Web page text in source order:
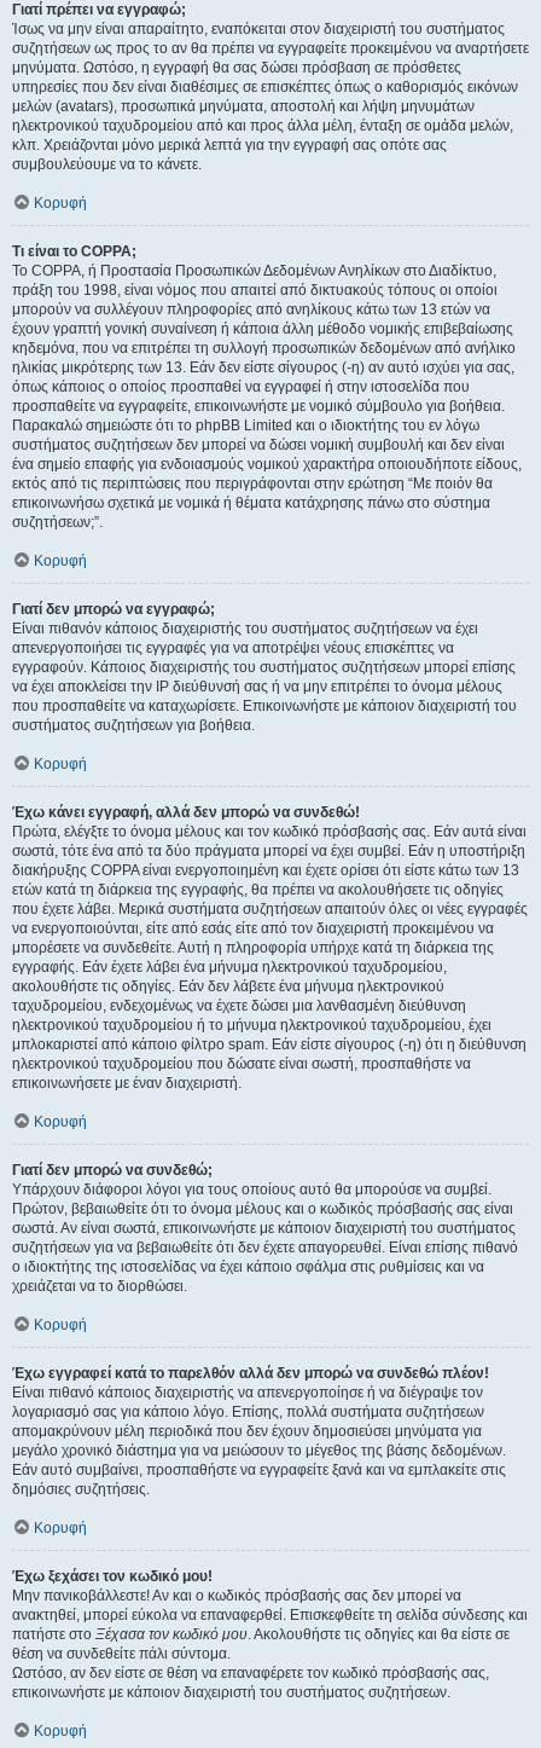
Γιατί πρέπει να εγγραφώ;
Ίσως να μην είναι απαραίτητο, εναπόκειται στον διαχειριστή του συστήματος
συζητήσεων ως προς το αν θα πρέπει να εγγραφείτε προκειμένου να αναρτήσετε
μηνύματα. Ωστόσο, η εγγραφή θα σας δώσει πρόσβαση σε πρόσθετες
υπηρεσίες που δεν είναι διαθέσιμες σε επισκέπτες όπως ο καθορισμός εικόνων
μελών (avatars), προσωπικά μηνύματα, αποστολή και λήψη μηνυμάτων
ηλεκτρονικού ταχυδρομείου από και προς άλλα μέλη, ένταξη σε ομάδα μελών,
κλπ. Χρειάζονται μόνο μερικά λεπτά για την εγγραφή σας οπότε σας
συμβουλεύουμε να το κάνετε.
Κορυφή
Τι είναι το COPPA;
Το COPPA, ή Προστασία Προσωπικών Δεδομένων Ανηλίκων στο Διαδίκτυο,
πράξη του 1998, είναι νόμος που απαιτεί από δικτυακούς τόπους οι οποίοι
μπορούν να συλλέγουν πληροφορίες από ανηλίκους κάτω των 13 ετών να
έχουν γραπτή γονική συναίνεση ή κάποια άλλη μέθοδο νομικής επιβεβαίωσης
κηδεμόνα, που να επιτρέπει τη συλλογή προσωπικών δεδομένων από ανήλικο
ηλικίας μικρότερης των 13. Εάν δεν είστε σίγουρος (-η) αν αυτό ισχύει για σας,
όπως κάποιος ο οποίος προσπαθεί να εγγραφεί ή στην ιστοσελίδα που
προσπαθείτε να εγγραφείτε, επικοινωνήστε με νομικό σύμβουλο για βοήθεια.
Παρακαλώ σημειώστε ότι το phpBB Limited και ο ιδιοκτήτης του εν λόγω
συστήματος συζητήσεων δεν μπορεί να δώσει νομική συμβουλή και δεν είναι
ένα σημείο επαφής για ενδοιασμούς νομικού χαρακτήρα οποιουδήποτε είδους,
εκτός από τις περιπτώσεις που περιγράφονται στην ερώτηση “Με ποιόν θα
επικοινωνήσω σχετικά με νομικά ή θέματα κατάχρησης πάνω στο σύστημα
συζητήσεων;”.
Κορυφή
Γιατί δεν μπορώ να εγγραφώ;
Είναι πιθανόν κάποιος διαχειριστής του συστήματος συζητήσεων να έχει
απενεργοποιήσει τις εγγραφές για να αποτρέψει νέους επισκέπτες να
εγγραφούν. Κάποιος διαχειριστής του συστήματος συζητήσεων μπορεί επίσης
να έχει αποκλείσει την IP διεύθυνσή σας ή να μην επιτρέπει το όνομα μέλους
που προσπαθείτε να καταχωρίσετε. Επικοινωνήστε με κάποιον διαχειριστή του
συστήματος συζητήσεων για βοήθεια.
Κορυφή
Έχω κάνει εγγραφή, αλλά δεν μπορώ να συνδεθώ!
Πρώτα, ελέγξτε το όνομα μέλους και τον κωδικό πρόσβασής σας. Εάν αυτά είναι
σωστά, τότε ένα από τα δύο πράγματα μπορεί να έχει συμβεί. Εάν η υποστήριξη
διακήρυξης COPPA είναι ενεργοποιημένη και έχετε ορίσει ότι είστε κάτω των 13
ετών κατά τη διάρκεια της εγγραφής, θα πρέπει να ακολουθήσετε τις οδηγίες
που έχετε λάβει. Μερικά συστήματα συζητήσεων απαιτούν όλες οι νέες εγγραφές
να ενεργοποιούνται, είτε από εσάς είτε από τον διαχειριστή προκειμένου να
μπορέσετε να συνδεθείτε. Αυτή η πληροφορία υπήρχε κατά τη διάρκεια της
εγγραφής. Εάν έχετε λάβει ένα μήνυμα ηλεκτρονικού ταχυδρομείου,
ακολουθήστε τις οδηγίες. Εάν δεν λάβετε ένα μήνυμα ηλεκτρονικού
ταχυδρομείου, ενδεχομένως να έχετε δώσει μια λανθασμένη διεύθυνση
ηλεκτρονικού ταχυδρομείου ή το μήνυμα ηλεκτρονικού ταχυδρομείου, έχει
μπλοκαριστεί από κάποιο φίλτρο spam. Εάν είστε σίγουρος (-η) ότι η διεύθυνση
ηλεκτρονικού ταχυδρομείου που δώσατε είναι σωστή, προσπαθήστε να
επικοινωνήσετε με έναν διαχειριστή.
Κορυφή
Γιατί δεν μπορώ να συνδεθώ;
Υπάρχουν διάφοροι λόγοι για τους οποίους αυτό θα μπορούσε να συμβεί.
Πρώτον, βεβαιωθείτε ότι το όνομα μέλους και ο κωδικός πρόσβασής σας είναι
σωστά. Αν είναι σωστά, επικοινωνήστε με κάποιον διαχειριστή του συστήματος
συζητήσεων για να βεβαιωθείτε ότι δεν έχετε απαγορευθεί. Είναι επίσης πιθανό
ο ιδιοκτήτης της ιστοσελίδας να έχει κάποιο σφάλμα στις ρυθμίσεις και να
χρειάζεται να το διορθώσει.
Κορυφή
Έχω εγγραφεί κατά το παρελθόν αλλά δεν μπορώ να συνδεθώ πλέον!
Είναι πιθανό κάποιος διαχειριστής να απενεργοποίησε ή να διέγραψε τον
λογαριασμό σας για κάποιο λόγο. Επίσης, πολλά συστήματα συζητήσεων
απομακρύνουν μέλη περιοδικά που δεν έχουν δημοσιεύσει μηνύματα για
μεγάλο χρονικό διάστημα για να μειώσουν το μέγεθος της βάσης δεδομένων.
Εάν αυτό συμβαίνει, προσπαθήστε να εγγραφείτε ξανά και να εμπλακείτε στις
δημόσιες συζητήσεις.
Κορυφή
Έχω ξεχάσει τον κωδικό μου!
Μην πανικοβάλλεστε! Αν και ο κωδικός πρόσβασής σας δεν μπορεί να
ανακτηθεί, μπορεί εύκολα να επαναφερθεί. Επισκεφθείτε τη σελίδα σύνδεσης και
πατήστε στο Ξέχασα τον κωδικό μου. Ακολουθήστε τις οδηγίες και θα είστε σε
θέση να συνδεθείτε πάλι σύντομα.
Ωστόσο, αν δεν είστε σε θέση να επαναφέρετε τον κωδικό πρόσβασής σας,
επικοινωνήστε με κάποιον διαχειριστή του συστήματος συζητήσεων.
Κορυφή